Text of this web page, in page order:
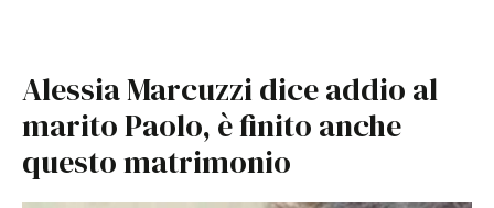
Alessia Marcuzzi dice addio al
marito Paolo, è finito anche
questo matrimonio